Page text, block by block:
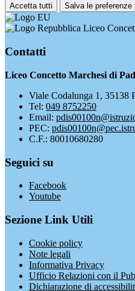
Accetta tutti Salva le preferenze
Liceo
Contatti
Liceo Concetto Marchesi di
Viale Codalunga 1, 35138
Tel: 049 8752250
Email:
PEC:
C.F.: 80010680280
Seguici su
Facebook
Youtube
Sezione Link Utili
Cookie policy
Note legali
Informativa Privacy
Ufficio Relazioni con il
Dichiarazione di